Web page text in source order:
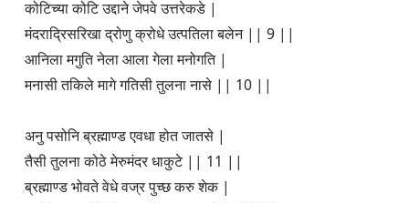
कोटिच्या कोटि उद्दाने जेपवे उत्तरेकडे |
मंदराद्रिसरिखा द्रोणु क्रोधे उत्पतिला बलेन || 9 ||
आनिला मगुति नेला आला गेला मनोगति |
मनासी तकिले मागे गतिसी तुलना नासे || 10 ||
अनु पसोनि ब्रह्माण्ड एवधा होत जातसे |
तैसी तुलना कोठे मेरुमंदर धाकुटे || 11 ||
ब्रह्माण्ड भोवते वेधे वज्र पुच्छ करु शेक |